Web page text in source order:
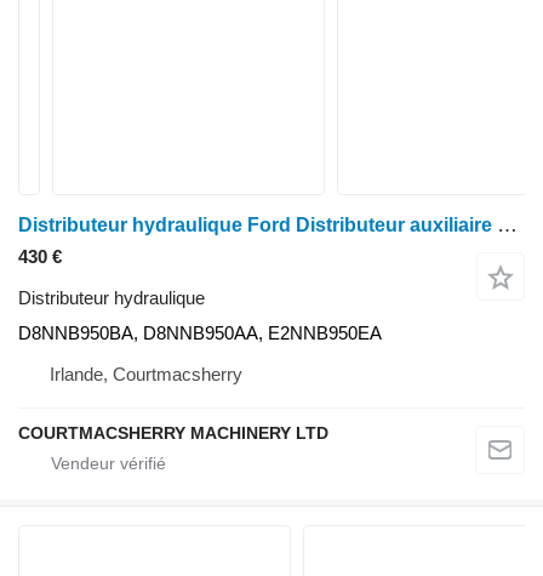
Distributeur hydraulique Ford Distributeur auxiliaire hydraulique Tw20, Tw10, 8700, 9700 D8nnb950b D8NNB950BA pour tracteur à roues
430 €
Distributeur hydraulique
D8NNB950BA, D8NNB950AA, E2NNB950EA
Irlande, Courtmacsherry
COURTMACSHERRY MACHINERY LTD